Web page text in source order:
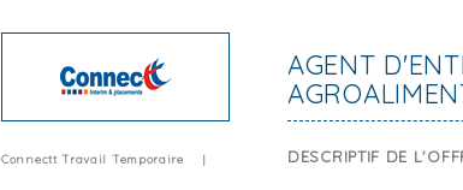
AGENT
Connectt Travail Temporaire | DESCRIPTIF DE